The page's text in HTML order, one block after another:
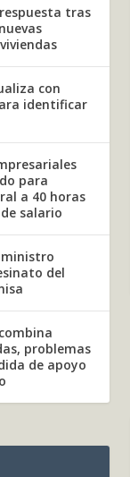
tras
con
identificar
para
a 40 horas
salario
ministro
del
problemas
de apoyo